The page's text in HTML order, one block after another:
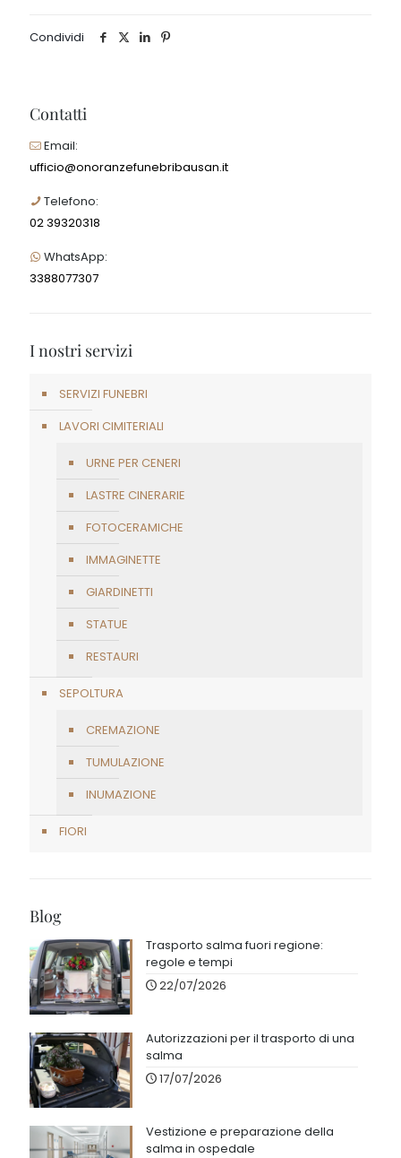
Condividi
Contatti
Email:
ufficio@onoranzefunebribausan.it
Telefono:
02 39320318
WhatsApp:
3388077307
I nostri servizi
SERVIZI FUNEBRI
LAVORI CIMITERIALI
URNE PER CENERI
LASTRE CINERARIE
FOTOCERAMICHE
IMMAGINETTE
GIARDINETTI
STATUE
RESTAURI
SEPOLTURA
CREMAZIONE
TUMULAZIONE
INUMAZIONE
FIORI
Blog
Trasporto salma fuori regione:
regole e tempi
22/07/2026
Autorizzazioni per il trasporto di una
salma
17/07/2026
Vestizione e preparazione della
salma in ospedale